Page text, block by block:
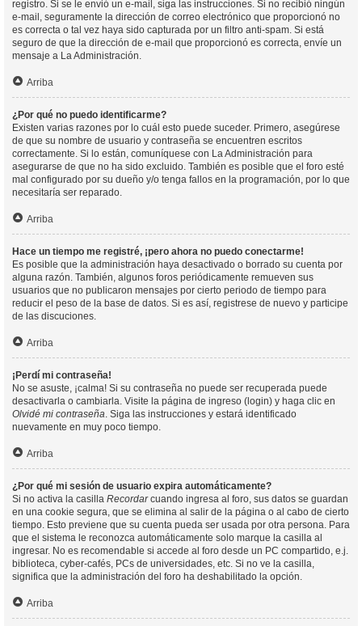
registro. Si se le envió un e-mail, siga las instrucciones. Si no recibió ningún
e-mail, seguramente la dirección de correo electrónico que proporcionó no
es correcta o tal vez haya sido capturada por un filtro anti-spam. Si está
seguro de que la dirección de e-mail que proporcionó es correcta, envíe un
mensaje a La Administración.
Arriba
¿Por qué no puedo identificarme?
Existen varias razones por lo cuál esto puede suceder. Primero, asegúrese
de que su nombre de usuario y contraseña se encuentren escritos
correctamente. Si lo están, comuníquese con La Administración para
asegurarse de que no ha sido excluido. También es posible que el foro esté
mal configurado por su dueño y/o tenga fallos en la programación, por lo que
necesitaría ser reparado.
Arriba
Hace un tiempo me registré, ¡pero ahora no puedo conectarme!
Es posible que la administración haya desactivado o borrado su cuenta por
alguna razón. También, algunos foros periódicamente remueven sus
usuarios que no publicaron mensajes por cierto periodo de tiempo para
reducir el peso de la base de datos. Si es así, registrese de nuevo y participe
de las discuciones.
Arriba
¡Perdí mi contraseña!
No se asuste, ¡calma! Si su contraseña no puede ser recuperada puede
desactivarla o cambiarla. Visite la página de ingreso (login) y haga clic en
Olvidé mi contraseña. Siga las instrucciones y estará identificado
nuevamente en muy poco tiempo.
Arriba
¿Por qué mi sesión de usuario expira automáticamente?
Si no activa la casilla Recordarcuando ingresa al foro, sus datos se guardan
en una cookie segura, que se elimina al salir de la página o al cabo de cierto
tiempo. Esto previene que su cuenta pueda ser usada por otra persona. Para
que el sistema le reconozca automáticamente solo marque la casilla al
ingresar. No es recomendable si accede al foro desde un PC compartido, e.j.
biblioteca, cyber-cafés, PCs de universidades, etc. Si no ve la casilla,
significa que la administración del foro ha deshabilitado la opción.
Arriba